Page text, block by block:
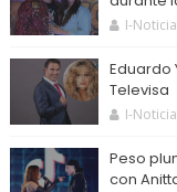
I-
Eduardo
Televisa
I-
Peso
con